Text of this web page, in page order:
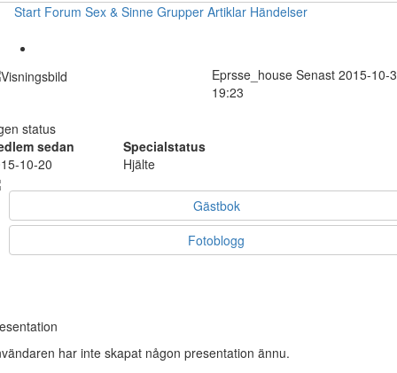
Start Forum Sex & Sinne Grupper Artiklar Händelser
Eprsse_house Senast 2015-10-
19:23
status
sedan
Specialstatus
10-20
Hjälte
Gästbok
Fotoblogg
har inte skapat någon presentation ännu.